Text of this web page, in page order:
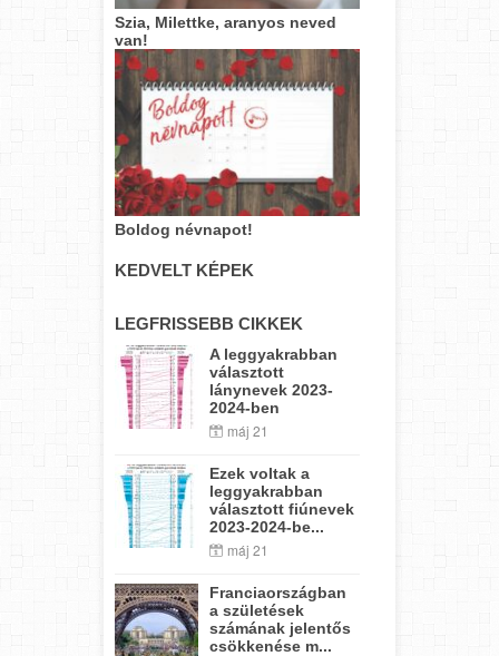
Szia, Milettke, aranyos neved
van!
Boldog névnapot!
KEDVELT KÉPEK
LEGFRISSEBB CIKKEK
A leggyakrabban
választott
lánynevek 2023-
2024-ben
máj 21
Ezek voltak a
leggyakrabban
választott fiúnevek
2023-2024-be...
máj 21
Franciaországban
a születések
számának jelentős
csökkenése m...